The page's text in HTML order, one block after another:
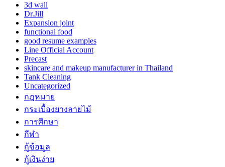
3d wall
Dr.Jill
Expansion joint
functional food
good resume examples
Line Official Account
Precast
skincare and makeup manufacturer in Thailand
Tank Cleaning
Uncategorized
กฎหมาย
กระเบื้องยางลายไม้
การศึกษา
กีฬา
กู้ข้อมูล
กู้เงินง่าย